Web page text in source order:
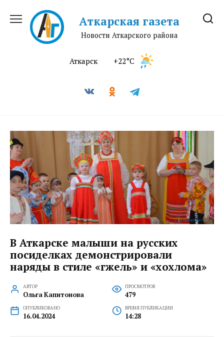
содержанию
Аткарская газета
Новости Аткарского района
Аткарск +22°C
В Аткарске малыши на русских
посиделках демонстрировали
наряды в стиле «гжель» и «хохлома»
АВТОР
Ольга Капитонова
ПРОСМОТРОВ
479
ОПУБЛИКОВАНО
16.04.2024
ВРЕМЯ ПУБЛИКАЦИИ
14:28